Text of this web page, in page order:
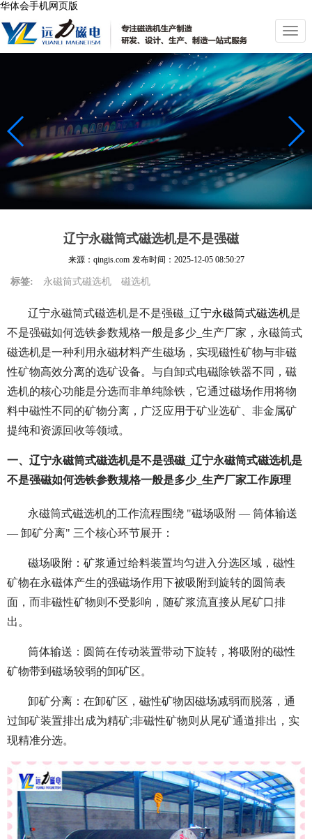
华体会手机网页版
切
换
导
航
辽宁永磁筒式磁选机是不是强磁
来源：qingis.com 发布时间： 2025-12-05 08:50:27
标签: 永磁筒式磁选机 磁选机
辽宁永磁筒式磁选机是不是强磁_辽宁永磁筒式磁选机是
不是强磁如何选铁参数规格一般是多少_生产厂家，永磁筒式
磁选机是一种利用永磁材料产生磁场，实现磁性矿物与非磁
性矿物高效分离的选矿设备。与自卸式电磁除铁器不同，磁
选机的核心功能是分选而非单纯除铁，它通过磁场作用将物
料中磁性不同的矿物分离，广泛应用于矿业选矿、非金属矿
提纯和资源回收等领域。
一、辽宁永磁筒式磁选机是不是强磁_辽宁永磁筒式磁选机是
不是强磁如何选铁参数规格一般是多少_生产厂家工作原理
永磁筒式磁选机的工作流程围绕 "磁场吸附 — 筒体输送
— 卸矿分离" 三个核心环节展开：
磁场吸附：矿浆通过给料装置均匀进入分选区域，磁性
矿物在永磁体产生的强磁场作用下被吸附到旋转的圆筒表
面，而非磁性矿物则不受影响，随矿浆流直接从尾矿口排
出。
筒体输送：圆筒在传动装置带动下旋转，将吸附的磁性
矿物带到磁场较弱的卸矿区。
卸矿分离：在卸矿区，磁性矿物因磁场减弱而脱落，通
过卸矿装置排出成为精矿;非磁性矿物则从尾矿通道排出，实
现精准分选。